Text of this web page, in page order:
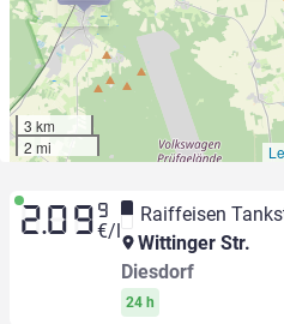
3 km
2 mi
2.09 9
€/l
Raiffeisen
Wittinger Str.
Diesdorf
24 h